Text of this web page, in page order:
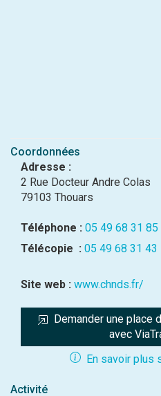
Coordonnées
Adresse :
2 Rue Docteur Andre Colas
79103 Thouars
Téléphone : 05 49 68 31 85
Télécopie : 05 49 68 31 43
Site web : www.chnds.fr/
Demander une place
avec
En savoir plus
Activité